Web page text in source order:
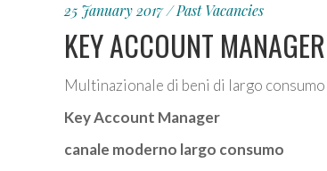
25 January 2017 Past Vacancies
KEY ACCOUNT MANAGER
Multinazionale di beni di largo
Key Account Manager
canale moderno largo consumo